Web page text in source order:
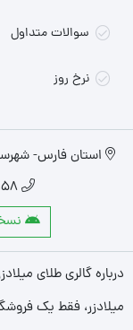
سوالات متداول
نرخ روز
استان فارس-
0912
درباره گالری طلای
میلادزر، فقط یک